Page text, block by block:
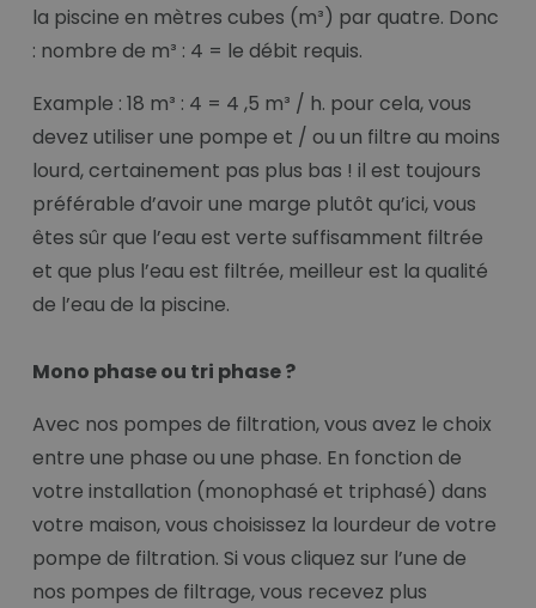
la piscine en mètres cubes (m³) par quatre. Donc
: nombre de m³ : 4 = le débit requis.
Example : 18 m³ : 4 = 4 ,5 m³ / h. pour cela, vous
devez utiliser une pompe et / ou un filtre au moins
lourd, certainement pas plus bas ! il est toujours
préférable d’avoir une marge plutôt qu’ici, vous
êtes sûr que l’eau est verte suffisamment filtrée
et que plus l’eau est filtrée, meilleur est la qualité
de l’eau de la piscine.
Mono phase ou tri phase ?
Avec nos pompes de filtration, vous avez le choix
entre une phase ou une phase. En fonction de
votre installation (monophasé et triphasé) dans
votre maison, vous choisissez la lourdeur de votre
pompe de filtration. Si vous cliquez sur l’une de
nos pompes de filtrage, vous recevez plus